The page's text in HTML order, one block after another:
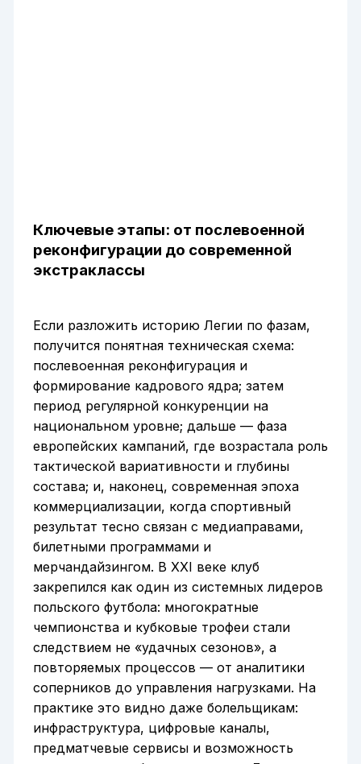
Ключевые этапы: от послевоенной
реконфигурации до современной
экстраклассы
Если разложить историю Легии по фазам,
получится понятная техническая схема:
послевоенная реконфигурация и
формирование кадрового ядра; затем
период регулярной конкуренции на
национальном уровне; дальше — фаза
европейских кампаний, где возрастала роль
тактической вариативности и глубины
состава; и, наконец, современная эпоха
коммерциализации, когда спортивный
результат тесно связан с медиаправами,
билетными программами и
мерчандайзингом. В XXI веке клуб
закрепился как один из системных лидеров
польского футбола: многократные
чемпионства и кубковые трофеи стали
следствием не «удачных сезонов», а
повторяемых процессов — от аналитики
соперников до управления нагрузками. На
практике это видно даже болельщикам:
инфраструктура, цифровые каналы,
предматчевые сервисы и возможность